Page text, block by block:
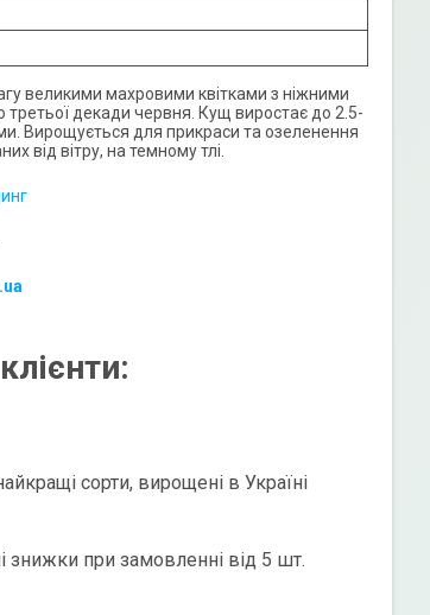
великими махровими квітками з ніжними
третьої декади червня. Кущ виростає до 2.5-
Вирощується для прикраси та озеленення
від вітру, на темному тлі.
сорти, вирощені в Україні
знижки при замовленні від 5 шт.